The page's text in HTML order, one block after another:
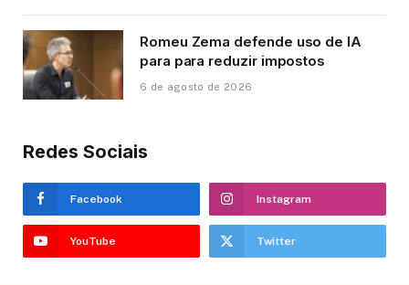
Romeu Zema defende uso de IA
para para reduzir impostos
6 de agosto de 2026
Redes Sociais
Facebook Instagram
YouTube Twitter